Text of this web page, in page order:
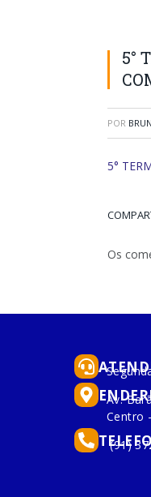
5°
POR
5°
Os
Av.
Centro
(91)